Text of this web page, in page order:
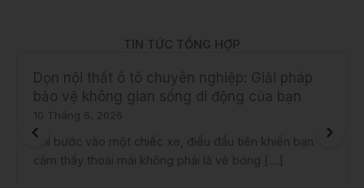
TIN TỨC TỔNG HỢP
Dọn nội thất ô tô chuyên nghiệp: Giải pháp
bảo vệ không gian sống di động của bạn
10 Tháng 6, 2026
Khi bước vào một chiếc xe, điều đầu tiên khiến bạn
cảm thấy thoải mái không phải là vẻ bóng […]